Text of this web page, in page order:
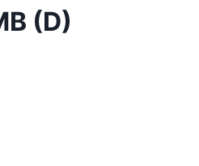
(D)